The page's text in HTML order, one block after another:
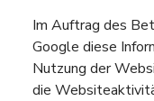
Im Auftrag des
Google diese
Nutzung der
die